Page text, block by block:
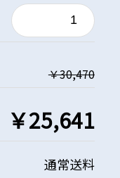
￥30,470
￥25,641
通常送料